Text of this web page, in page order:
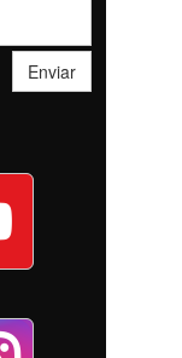
Enviar